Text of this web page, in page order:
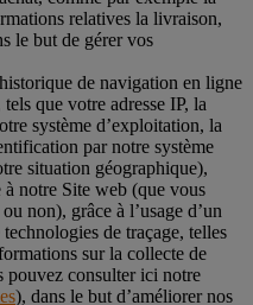
relatives la livraison,
le but de gérer vos
de navigation en ligne
que votre adresse IP, la
système d’exploitation, la
par notre système
situation géographique),
notre Site web (que vous
non), grâce à l’usage d’un
de traçage, telles
sur la collecte de
pouvez consulter ici notre
), dans le but d’améliorer nos